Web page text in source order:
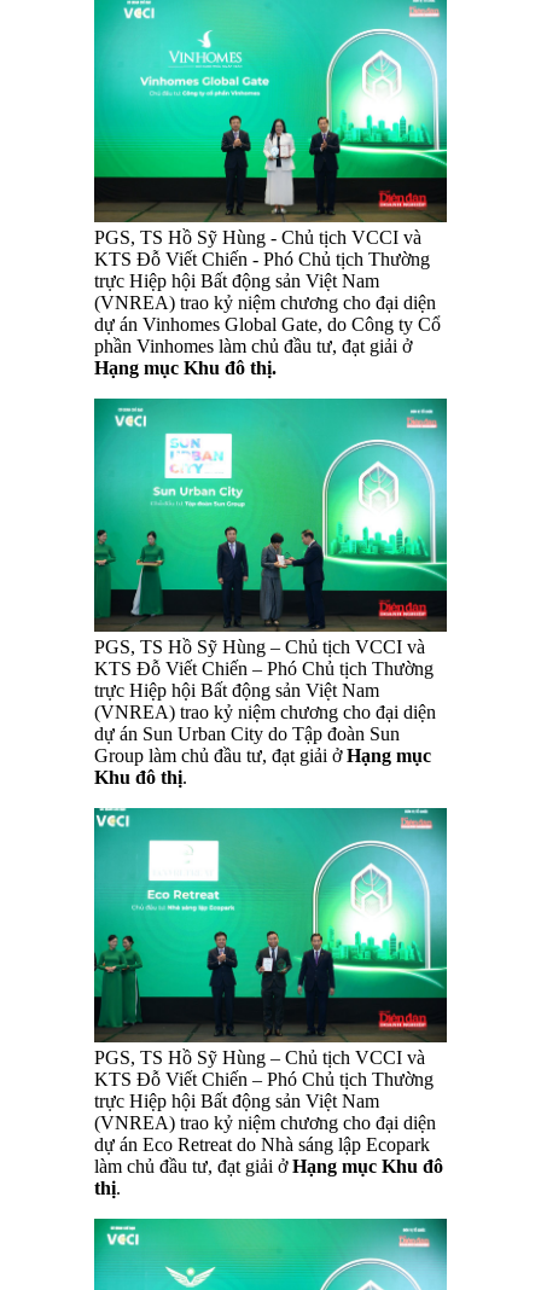
PGS, TS Hồ Sỹ Hùng - Chủ tịch VCCI và
KTS Đỗ Viết Chiến - Phó Chủ tịch Thường
trực Hiệp hội Bất động sản Việt Nam
(VNREA) trao kỷ niệm chương cho đại diện
dự án Vinhomes Global Gate, do Công ty Cổ
phần Vinhomes làm chủ đầu tư, đạt giải ở
Hạng mục Khu đô thị.
PGS, TS Hồ Sỹ Hùng – Chủ tịch VCCI và
KTS Đỗ Viết Chiến – Phó Chủ tịch Thường
trực Hiệp hội Bất động sản Việt Nam
(VNREA) trao kỷ niệm chương cho đại diện
dự án Sun Urban City do Tập đoàn Sun
Group làm chủ đầu tư, đạt giải ởHạng mục
Khu đô thị.
PGS, TS Hồ Sỹ Hùng – Chủ tịch VCCI và
KTS Đỗ Viết Chiến – Phó Chủ tịch Thường
trực Hiệp hội Bất động sản Việt Nam
(VNREA) trao kỷ niệm chương cho đại diện
dự án Eco Retreat do Nhà sáng lập Ecopark
làm chủ đầu tư, đạt giải ởHạng mục Khu đô
thị.